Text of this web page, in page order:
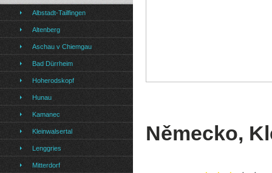
Německo,
Albstadt-Tailfingen
Altenberg
Aschau v Chiemgau
Bad Dürrheim
Hoherodskopf
Hunau
Kamanec
Kleinwalsertal
Lenggries
Mitterdorf